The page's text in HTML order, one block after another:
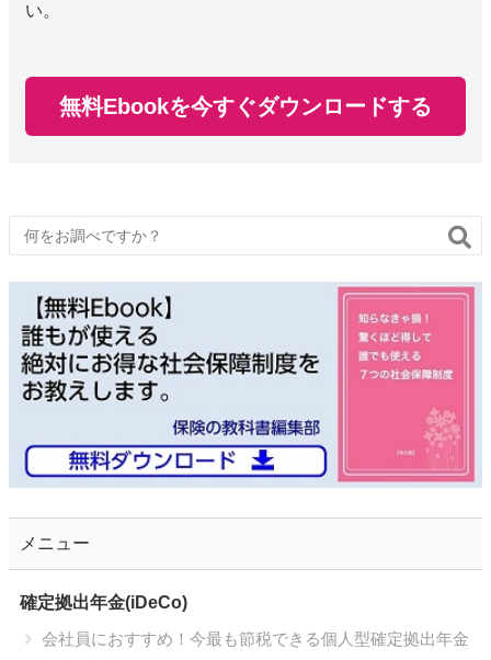
い。
無料Ebookを今すぐダウンロードする
メニュー
確定拠出年金(iDeCo)
会社員におすすめ！今最も節税できる個人型確定拠出年金